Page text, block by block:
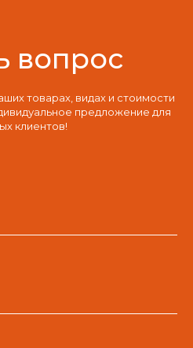
вопрос
товарах, видах и стоимости
предложение для
клиентов!